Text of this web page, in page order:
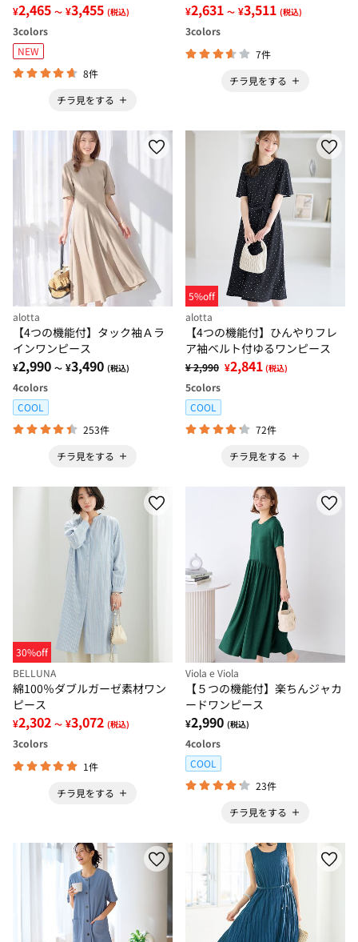
¥2,465 ～ ¥3,455 (税込)
3colors
NEW
8件
チラ見をする
¥2,631 ～ ¥3,511 (税込)
3colors
7件
チラ見をする
alotta
【4つの機能付】タック袖Ａラ
インワンピース
¥2,990 ～ ¥3,490 (税込)
4colors
COOL
253件
チラ見をする
5%off
alotta
【4つの機能付】ひんやりフレ
ア袖ベルト付ゆるワンピース
¥ 2,990 ¥2,841 (税込)
5colors
COOL
72件
チラ見をする
30%off
BELLUNA
綿100％ダブルガーゼ素材ワン
ピース
¥2,302 ～ ¥3,072 (税込)
3colors
1件
チラ見をする
Viola e Viola
【５つの機能付】楽ちんジャカ
ードワンピース
¥2,990 (税込)
4colors
COOL
23件
チラ見をする